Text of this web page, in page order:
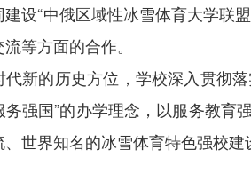
设“中俄区域性冰雪体育大学联
等方面的合作。
新的历史方位，学校深入贯彻
务强国”的办学理念，以服务教
世界知名的冰雪体育特色强校建